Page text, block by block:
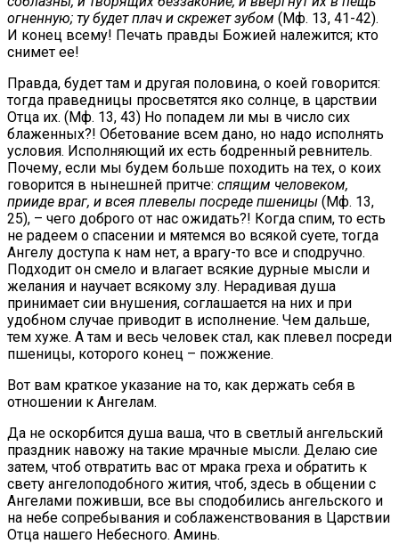
огненную; ту будет плач и скрежет зубом (Мф. 13, 41-42).
И конец всему! Печать правды Божией належится; кто
снимет ее!
Правда, будет там и другая половина, о коей говорится:
тогда праведницы просветятся яко солнце, в царствии
Отца их. (Мф. 13, 43) Но попадем ли мы в число сих
блаженных?! Обетование всем дано, но надо исполнять
условия. Исполняющий их есть бодренный ревнитель.
Почему, если мы будем больше походить на тех, о коих
говорится в нынешней притче: спящим человеком,
прииде враг, и всея плевелы посреде пшеницы (Мф. 13,
25), – чего доброго от нас ожидать?! Когда спим, то есть
не радеем о спасении и мятемся во всякой суете, тогда
Ангелу доступа к нам нет, а врагу-то все и сподручно.
Подходит он смело и влагает всякие дурные мысли и
желания и научает всякому злу. Нерадивая душа
принимает сии внушения, соглашается на них и при
удобном случае приводит в исполнение. Чем дальше,
тем хуже. А там и весь человек стал, как плевел посреди
пшеницы, которого конец – пожжение.
Вот вам краткое указание на то, как держать себя в
отношении к Ангелам.
Да не оскорбится душа ваша, что в светлый ангельский
праздник навожу на такие мрачные мысли. Делаю сие
затем, чтоб отвратить вас от мрака греха и обратить к
свету ангелоподобного жития, чтоб, здесь в общении с
Ангелами поживши, все вы сподобились ангельского и
на небе сопребывания и соблаженствования в Царствии
Отца нашего Небесного. Аминь.